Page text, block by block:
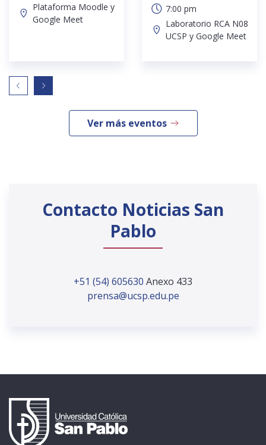
Plataforma Moodle y
Google Meet
7:00 pm
Laboratorio RCA N08
UCSP y Google Meet
Ver más eventos
Contacto Noticias San
Pablo
+51 (54) 605630 Anexo 433
prensa@ucsp.edu.pe